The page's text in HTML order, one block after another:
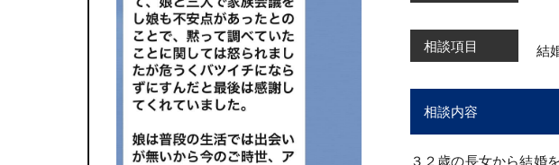
相談項目 結
相談内容
３２歳の長女から結婚